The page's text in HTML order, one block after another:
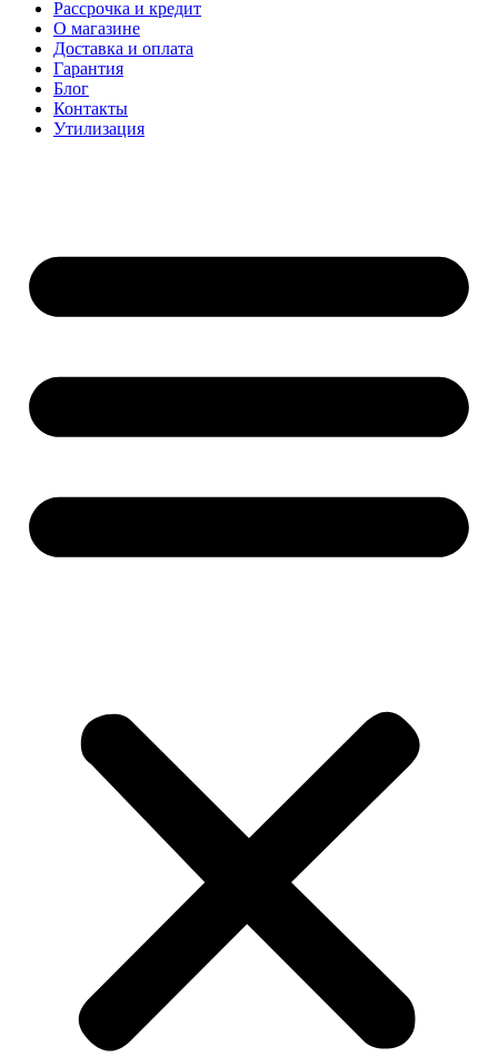
Рассрочка и кредит
О магазине
Доставка и оплата
Гарантия
Блог
Контакты
Утилизация